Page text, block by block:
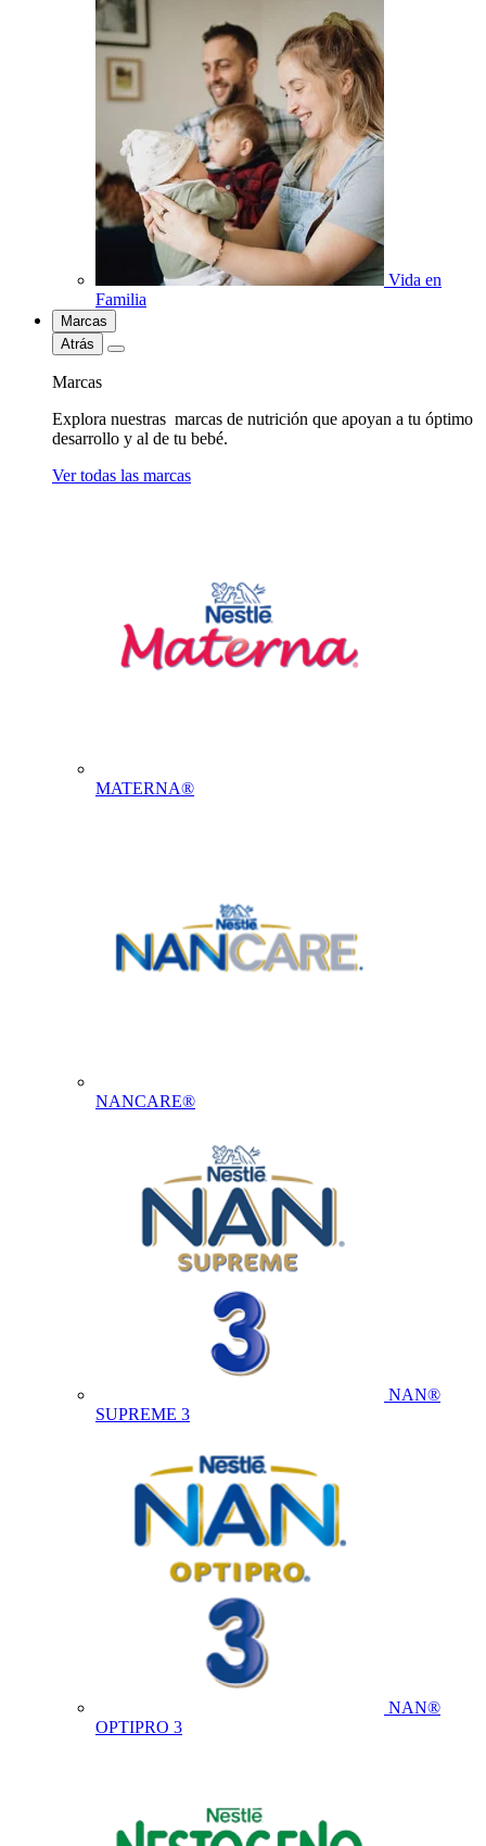
Vida en
Familia
Marcas
Atrás
Marcas
Explora nuestras marcas de nutrición que apoyan a tu óptimo
desarrollo y al de tu bebé.
Ver todas las marcas
MATERNA®
NANCARE®
NAN®
SUPREME 3
NAN®
OPTIPRO 3